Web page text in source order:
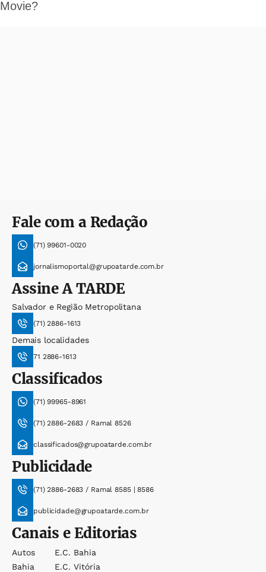
Fale com a Redação
(71) 99601-0020
jornalismoportal@grupoatarde.com.br
AssineA TARDE
Salvador e Região Metropolitana
(71) 2886-1613
Demais localidades
71 2886-1613
Classificados
(71) 99965-8961
(71) 2886-2683 / Ramal 8526
classificados@grupoatarde.com.br
Publicidade
(71) 2886-2683 / Ramal 8585 | 8586
publicidade@grupoatarde.com.br
Canais e Editorias
Autos
Bahia
E.c. Bahia
E.c. Vitória